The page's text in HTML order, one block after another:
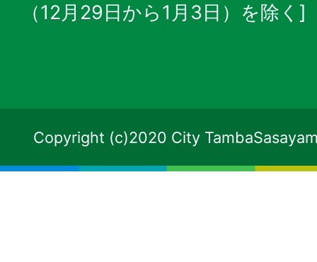
（12月29日から1月3日）を除く]
Copyright (c)2020 City